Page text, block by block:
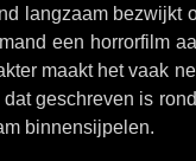
langzaam bezwijkt
een horrorfilm
maakt het vaak
geschreven is
binnensijpelen.